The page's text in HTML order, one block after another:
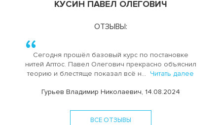
КУСИН ПАВЕЛ ОЛЕГОВИЧ
ОТЗЫВЫ:
Сегодня прошёл базовый курс по постановке
нитей Аптос. Павел Олегович прекрасно объяснил
теорию и блестяще показал всё н... Читать далее
Гурьев Владимир Николаевич, 14.08.2024
ВСЕ ОТЗЫВЫ